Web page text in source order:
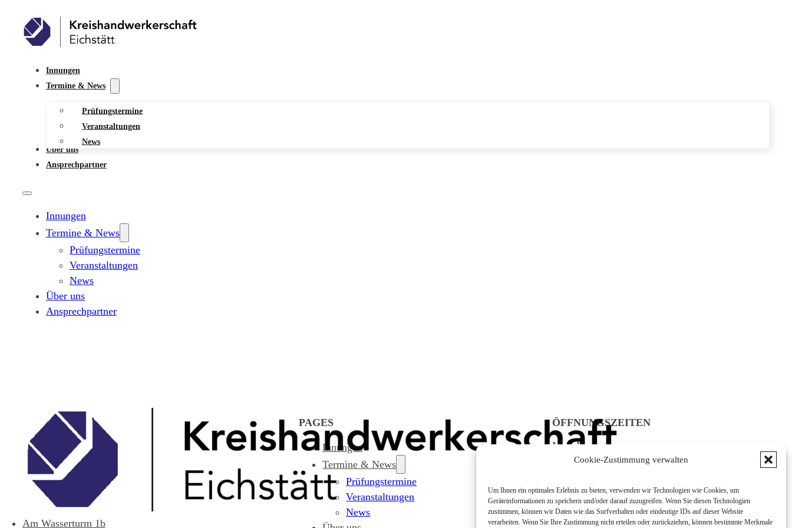
Cookie-Zustimmung verwalten
Um Ihnen ein optimales Erlebnis zu bieten, verwenden wir Technologien wie Cookies, um
Geräteinformationen zu speichern und/oder darauf zuzugreifen. Wenn Sie diesen Technologien
zustimmen, können wir Daten wie das Surfverhalten oder eindeutige IDs auf dieser Website
verarbeiten. Wenn Sie Ihre Zustimmung nicht erteilen oder zurückziehen, können bestimmte Merkmale
Innungen
Termine & News
Prüfungstermine
Veranstaltungen
News
Über uns
Ansprechpartner
Innungen
Termine & News
Prüfungstermine
Veranstaltungen
News
Über uns
Ansprechpartner
Am Wasserturm 1b
PAGES
Innungen
Termine & News
Prüfungstermine
Veranstaltungen
News
ÖFFNUNGSZEITEN
Mo - Do:
08:00 - 12:00 Uhr
Fr:
8:00 - 12:00 Uhr